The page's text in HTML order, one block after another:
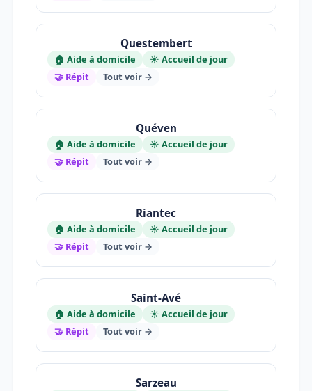
Questembert
🏠 Aide à domicile
☀️ Accueil de jour
🤝 Répit
Tout voir →
Quéven
🏠 Aide à domicile
☀️ Accueil de jour
🤝 Répit
Tout voir →
Riantec
🏠 Aide à domicile
☀️ Accueil de jour
🤝 Répit
Tout voir →
Saint-Avé
🏠 Aide à domicile
☀️ Accueil de jour
🤝 Répit
Tout voir →
Sarzeau